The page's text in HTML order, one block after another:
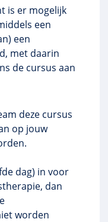
is er mogelijk
een
een
met daarin
de cursus aan
deze cursus
op jouw
dag) in voor
dan
worden